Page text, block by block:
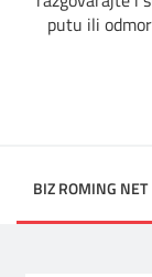
PRODAJNA
putu ili
BIZ ROMING NET